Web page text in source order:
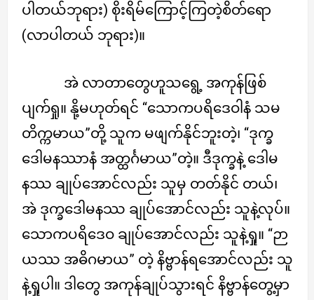
ပါတယ်ဘုရား) စိုးရိမ်ကြောင့်ကြတဲ့စိတ်ရော
(လာပါတယ် ဘုရား)။
အဲ လာတာတွေဟူသရွေ့ အကုန်ဖြစ်
ပျက်ရှု။ နို့မဟုတ်ရင် “သောကပရိဒေဝါနံ သမ
တိက္ကမာယ”တို့ သူက မဖျက်နိုင်ဘူးတဲ့၊ “ဒုက္ခ
ဒေါမနဿာနံ အတ္ထင်္ဂမာယ”တဲ့။ ဒီဒုက္ခနဲ့ ဒေါမ
နဿ ချုပ်အောင်လည်း သူမှ တတ်နိုင် တယ်၊
အဲ ဒုက္ခဒေါမနဿ ချုပ်အောင်လည်း သူနဲ့လုပ်။
သောကပရိဒေဝ ချုပ်အောင်လည်း သူနဲ့ရှု။ “ဉာ
ယဿ အဓိဂမာယ” တဲ့ နိဗ္ဗာန်ရအောင်လည်း သူ
နဲ့ရှုပါ။ ဒါတွေ အကုန်ချုပ်သွားရင် နိဗ္ဗာန်တွေ့မှာ